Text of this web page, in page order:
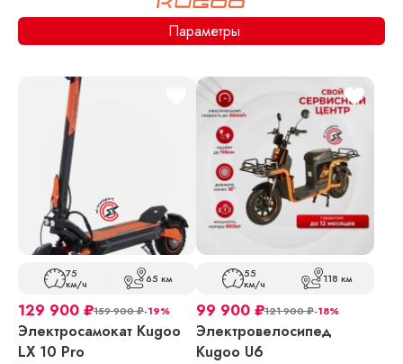
Параметры
75
км/ч 65 км
129 900 ₽159 900₽-19%
Электросамокат Kugoo
LX 10 Pro
55
км/ч 118 км
99 900 ₽121 900₽-18%
Электровелосипед
Kugoo U6